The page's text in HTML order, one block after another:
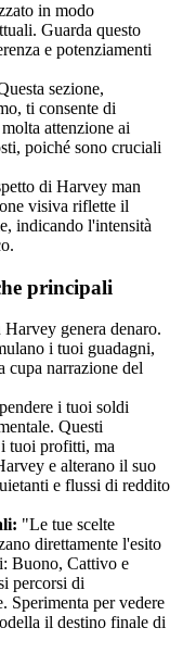
in modo
Guarda questo
e potenziamenti
sezione,
ti consente di
attenzione ai
poiché sono cruciali
di Harvey man
visiva riflette il
indicando l'intensità
principali
genera denaro.
i tuoi guadagni,
cupa narrazione del
i tuoi soldi
Questi
tuoi profitti, ma
e alterano il suo
e flussi di reddito
"Le tue scelte
direttamente l'esito
Buono, Cattivo e
percorsi di
Sperimenta per vedere
il destino finale di